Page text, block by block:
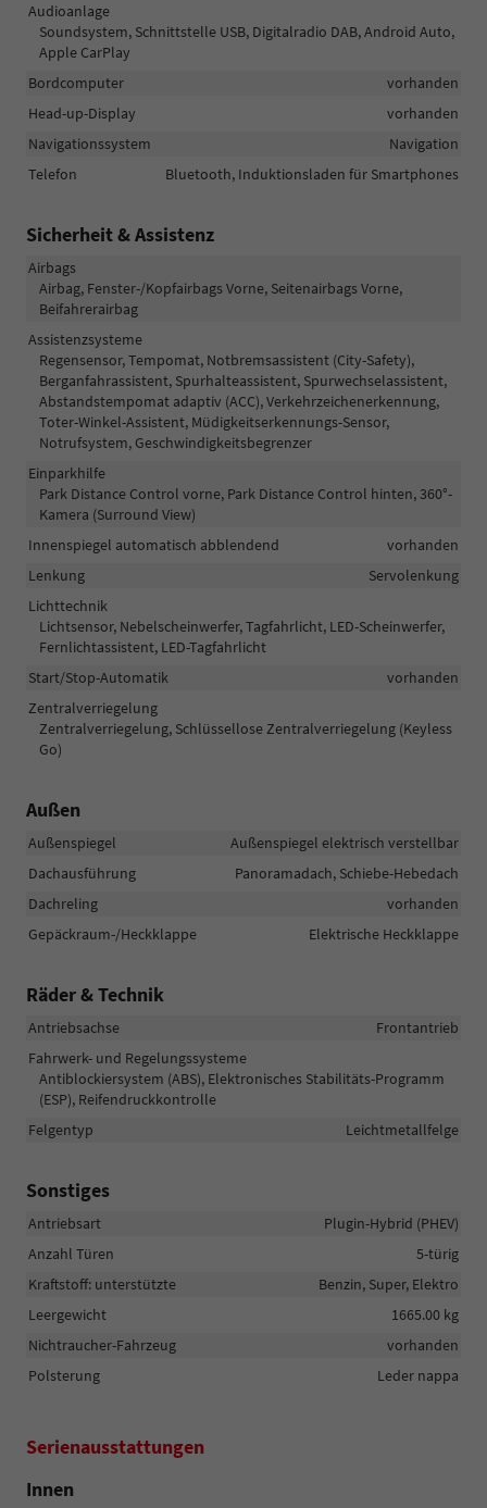
Audioanlage
Soundsystem, Schnittstelle USB, Digitalradio DAB, Android Auto,
Apple CarPlay
Bordcomputer
vorhanden
Head-up-Display
vorhanden
Navigationssystem
Navigation
Telefon
Bluetooth, Induktionsladen für Smartphones
Sicherheit & Assistenz
Airbags
Airbag, Fenster-/Kopfairbags Vorne, Seitenairbags Vorne,
Beifahrerairbag
Assistenzsysteme
Regensensor, Tempomat, Notbremsassistent (City-Safety),
Berganfahrassistent, Spurhalteassistent, Spurwechselassistent,
Abstandstempomat adaptiv (ACC), Verkehrzeichenerkennung,
Toter-Winkel-Assistent, Müdigkeitserkennungs-Sensor,
Notrufsystem, Geschwindigkeitsbegrenzer
Einparkhilfe
Park Distance Control vorne, Park Distance Control hinten, 360°-
Kamera (Surround View)
Innenspiegel automatisch abblendend
vorhanden
Lenkung
Servolenkung
Lichttechnik
Lichtsensor, Nebelscheinwerfer, Tagfahrlicht, LED-Scheinwerfer,
Fernlichtassistent, LED-Tagfahrlicht
Start/Stop-Automatik
vorhanden
Zentralverriegelung
Zentralverriegelung, Schlüssellose Zentralverriegelung (Keyless
Go)
Außen
Außenspiegel
Außenspiegel elektrisch verstellbar
Dachausführung
Panoramadach, Schiebe-Hebedach
Dachreling
vorhanden
Gepäckraum-/Heckklappe
Elektrische Heckklappe
Räder & Technik
Antriebsachse
Frontantrieb
Fahrwerk- und Regelungssysteme
Antiblockiersystem (ABS), Elektronisches Stabilitäts-Programm
(ESP), Reifendruckkontrolle
Felgentyp
Leichtmetallfelge
Sonstiges
Antriebsart
Plugin-Hybrid (PHEV)
Anzahl Türen
5-türig
Kraftstoff: unterstützte
Benzin, Super, Elektro
Leergewicht
1665.00 kg
Nichtraucher-Fahrzeug
vorhanden
Polsterung
Leder nappa
Serienausstattungen
Innen